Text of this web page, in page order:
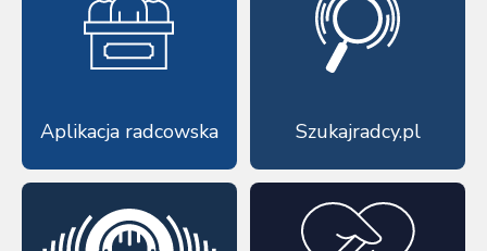
Aplikacja radcowska Szukajradcy.pl